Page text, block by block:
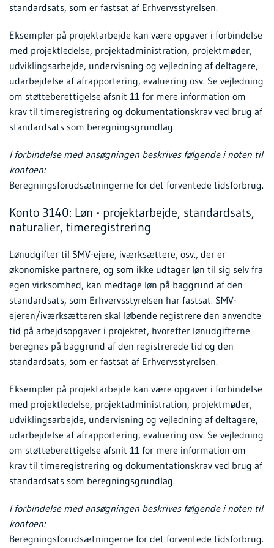
standardsats, som er fastsat af Erhvervsstyrelsen.
Eksempler på projektarbejde kan være opgaver i forbindelse
med projektledelse, projektadministration, projektmøder,
udviklingsarbejde, undervisning og vejledning af deltagere,
udarbejdelse af afrapportering, evaluering osv. Se vejledning
om støtteberettigelse afsnit 11 for mere information om
krav til timeregistrering og dokumentationskrav ved brug af
standardsats som beregningsgrundlag.
I forbindelse med ansøgningen beskrives følgende i noten til
kontoen:
Beregningsforudsætningerne for det forventede tidsforbrug.
Konto 3140: Løn - projektarbejde, standardsats,
naturalier, timeregistrering
Lønudgifter til SMV-ejere, iværksættere, osv., der er
økonomiske partnere, og som ikke udtager løn til sig selv fra
egen virksomhed, kan medtage løn på baggrund af den
standardsats, som Erhvervsstyrelsen har fastsat. SMV-
ejeren/iværksætteren skal løbende registrere den anvendte
tid på arbejdsopgaver i projektet, hvorefter lønudgifterne
beregnes på baggrund af den registrerede tid og den
standardsats, som er fastsat af Erhvervsstyrelsen.
Eksempler på projektarbejde kan være opgaver i forbindelse
med projektledelse, projektadministration, projektmøder,
udviklingsarbejde, undervisning og vejledning af deltagere,
udarbejdelse af afrapportering, evaluering osv. Se vejledning
om støtteberettigelse afsnit 11 for mere information om
krav til timeregistrering og dokumentationskrav ved brug af
standardsats som beregningsgrundlag.
I forbindelse med ansøgningen beskrives følgende i noten til
kontoen:
Beregningsforudsætningerne for det forventede tidsforbrug.